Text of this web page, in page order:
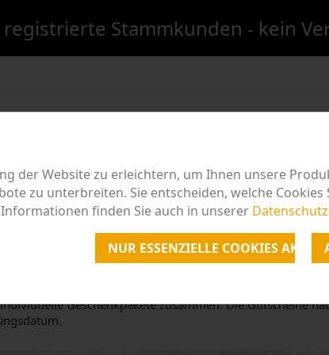
Stammkunden - kein
Geschenkpakete zusammen. Die Gutscheine
der Website zu erleichtern, um Ihnen unsere
zu unterbreiten. Sie entscheiden, welche Cookies
finden Sie auch in unserer
NUR ESSENZIELLE COOKIES